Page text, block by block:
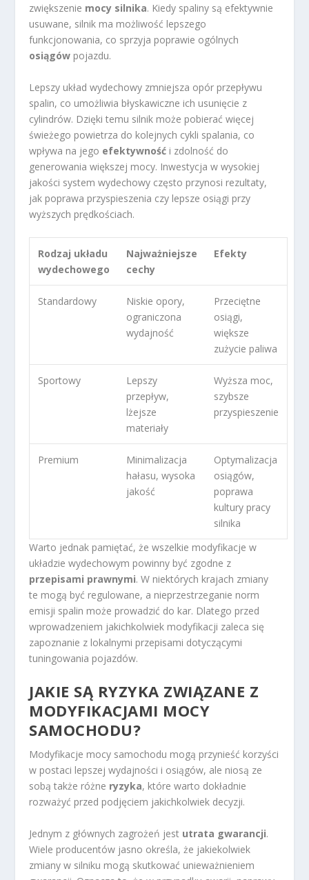
zwiększenie mocy silnika. Kiedy spaliny są efektywnie
usuwane, silnik ma możliwość lepszego
funkcjonowania, co sprzyja poprawie ogólnych
osiągów pojazdu.
Lepszy układ wydechowy zmniejsza opór przepływu
spalin, co umożliwia błyskawiczne ich usunięcie z
cylindrów. Dzięki temu silnik może pobierać więcej
świeżego powietrza do kolejnych cykli spalania, co
wpływa na jego efektywność i zdolność do
generowania większej mocy. Inwestycja w wysokiej
jakości system wydechowy często przynosi rezultaty,
jak poprawa przyspieszenia czy lepsze osiągi przy
wyższych prędkościach.
Rodzaj układu
wydechowego
Najważniejsze
cechy
Efekty
Standardowy
Niskie opory,
ograniczona
wydajność
Przeciętne
osiągi,
większe
zużycie paliwa
Sportowy
Lepszy
przepływ,
lżejsze
materiały
Wyższa moc,
szybsze
przyspieszenie
Premium
Minimalizacja
hałasu, wysoka
jakość
Optymalizacja
osiągów,
poprawa
kultury pracy
silnika
Warto jednak pamiętać, że wszelkie modyfikacje w
układzie wydechowym powinny być zgodne z
przepisami prawnymi. W niektórych krajach zmiany
te mogą być regulowane, a nieprzestrzeganie norm
emisji spalin może prowadzić do kar. Dlatego przed
wprowadzeniem jakichkolwiek modyfikacji zaleca się
zapoznanie z lokalnymi przepisami dotyczącymi
tuningowania pojazdów.
JAKIE SĄ RYZYKA ZWIĄZANE Z
MODYFIKACJAMI MOCY
SAMOCHODU?
Modyfikacje mocy samochodu mogą przynieść korzyści
w postaci lepszej wydajności i osiągów, ale niosą ze
sobą także różne ryzyka, które warto dokładnie
rozważyć przed podjęciem jakichkolwiek decyzji.
Jednym z głównych zagrożeń jest utrata gwarancji.
Wiele producentów jasno określa, że jakiekolwiek
zmiany w silniku mogą skutkować unieważnieniem